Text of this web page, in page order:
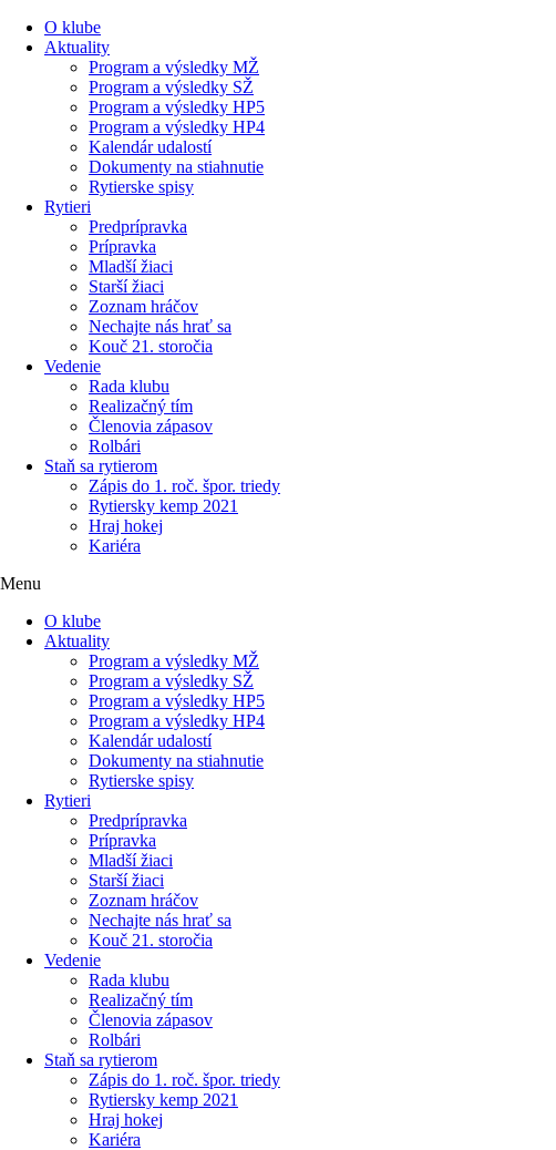
PreskočiťO klube
Aktuality
Program a výsledky MŽ
Program a výsledky SŽ
Program a výsledky HP5
Program a výsledky HP4
Kalendár udalostí
Dokumenty na stiahnutie
Rytierske spisy
Rytieri
Predprípravka
Prípravka
Mladší žiaci
Starší žiaci
Zoznam hráčov
Nechajte nás hrať sa
Kouč 21. storočia
Vedenie
Rada klubu
Realizačný tím
Členovia zápasov
Rolbári
Staň sa rytierom
Zápis do 1. roč. špor. triedy
Rytiersky kemp 2021
Hraj hokej
Kariéra
Menu
O klube
Aktuality
Program a výsledky MŽ
Program a výsledky SŽ
Program a výsledky HP5
Program a výsledky HP4
Kalendár udalostí
Dokumenty na stiahnutie
Rytierske spisy
Rytieri
Predprípravka
Prípravka
Mladší žiaci
Starší žiaci
Zoznam hráčov
Nechajte nás hrať sa
Kouč 21. storočia
Vedenie
Rada klubu
Realizačný tím
Členovia zápasov
Rolbári
Staň sa rytierom
Zápis do 1. roč. špor. triedy
Rytiersky kemp 2021
Hraj hokej
Kariéra